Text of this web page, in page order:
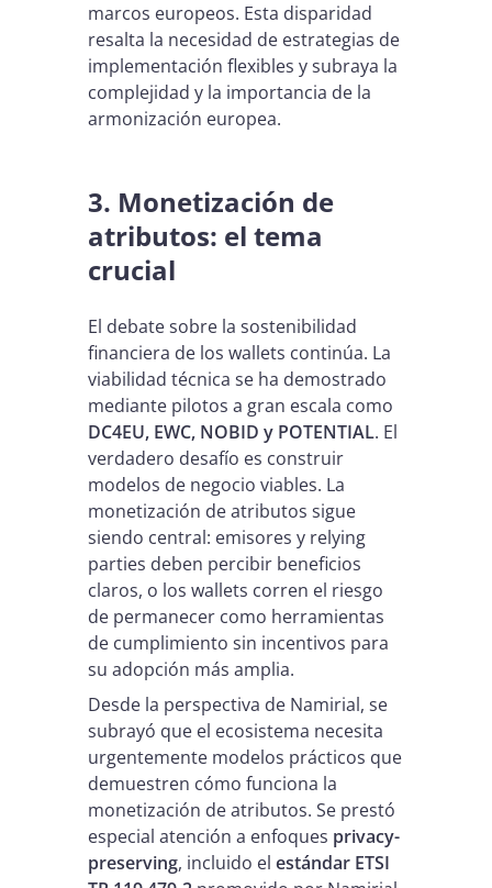
marcos europeos. Esta disparidad
resalta la necesidad de estrategias de
implementación flexibles y subraya la
complejidad y la importancia de la
armonización europea.
3. Monetización de
atributos: el tema
crucial
El debate sobre la sostenibilidad
financiera de los wallets continúa. La
viabilidad técnica se ha demostrado
mediante pilotos a gran escala como
DC4EU, EWC, NOBID y POTENTIAL. El
verdadero desafío es construir
modelos de negocio viables. La
monetización de atributos sigue
siendo central: emisores y relying
parties deben percibir beneficios
claros, o los wallets corren el riesgo
de permanecer como herramientas
de cumplimiento sin incentivos para
su adopción más amplia.
Desde la perspectiva de Namirial, se
subrayó que el ecosistema necesita
urgentemente modelos prácticos que
demuestren cómo funciona la
monetización de atributos. Se prestó
especial atención a enfoques privacy-
preserving, incluido el estándar ETSI